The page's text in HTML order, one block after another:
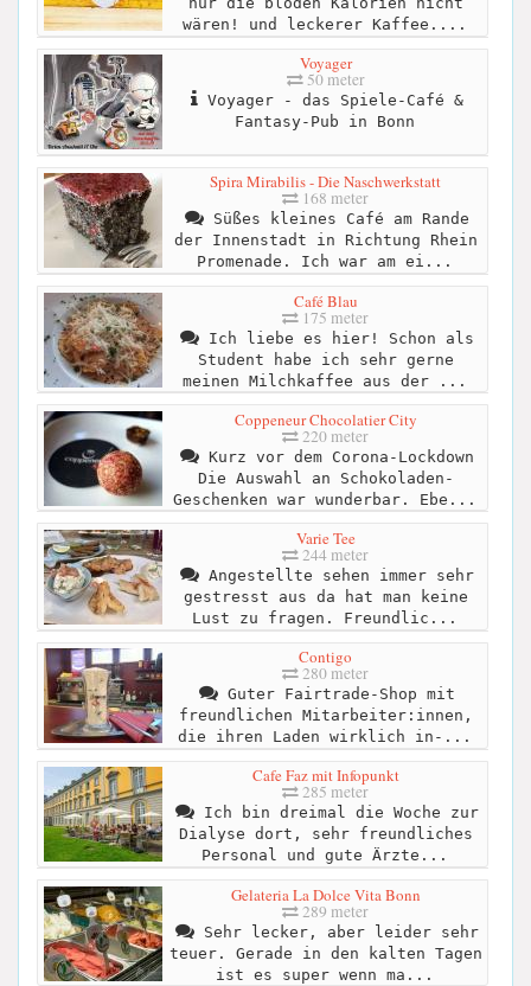
wären! und leckerer Kaffee....
Voyager
50 meter
Voyager - das Spiele-Café &
Fantasy-Pub in Bonn
Spira Mirabilis - Die Naschwerkstatt
168 meter
Süßes kleines Café am Rande
der Innenstadt in Richtung Rhein
Promenade. Ich war am ei...
Café Blau
175 meter
Ich liebe es hier! Schon als
Student habe ich sehr gerne
meinen Milchkaffee aus der ...
Coppeneur Chocolatier City
220 meter
Kurz vor dem Corona-Lockdown
Die Auswahl an Schokoladen-
Geschenken war wunderbar. Ebe...
Varie Tee
244 meter
Angestellte sehen immer sehr
gestresst aus da hat man keine
Lust zu fragen. Freundlic...
Contigo
280 meter
Guter Fairtrade-Shop mit
freundlichen Mitarbeiter:innen,
die ihren Laden wirklich in-...
Cafe Faz mit Infopunkt
285 meter
Ich bin dreimal die Woche zur
Dialyse dort, sehr freundliches
Personal und gute Ärzte...
Gelateria La Dolce Vita Bonn
289 meter
Sehr lecker, aber leider sehr
teuer. Gerade in den kalten Tagen
ist es super wenn ma...